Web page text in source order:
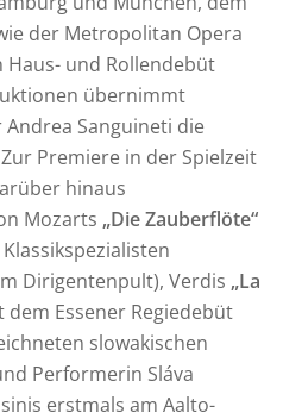
der Metropolitan Opera
und Rollendebüt
übernimmt
Sanguineti die
Premiere in der Spielzeit
hinaus
Mozarts „Die Zauberflöte“
Dirigentenpult), Verdis „La
dem Essener Regiedebüt
slowakischen
Performerin Sláva
erstmals am Aalto-